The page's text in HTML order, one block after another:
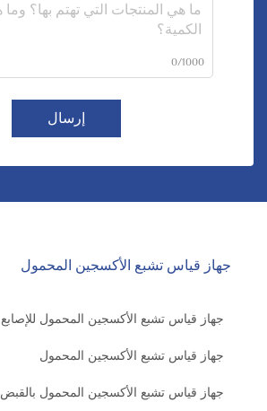
0/1000
إرسال
جهاز قياس تشبع الأكسجين المحمول
جهاز قياس تشبع الأكسجين المحمول للإصابع
جهاز قياس تشبع الأكسجين المحمول
جهاز قياس تشبع الأكسجين المحمول بالقبض